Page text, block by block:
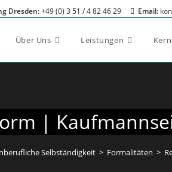
Dresden:+49 (0) 3 51 / 4 82 46 29 Email:
Über Uns Leistungen
|
Selbständigkeit > Formalitäten >